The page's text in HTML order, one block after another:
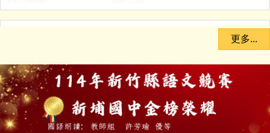
轉知-有關「國民中小學課程及教
網站遷站並啟用新網址
教務處
2026-05-18
114學年度新竹縣技藝競賽得獎名
單
更多...